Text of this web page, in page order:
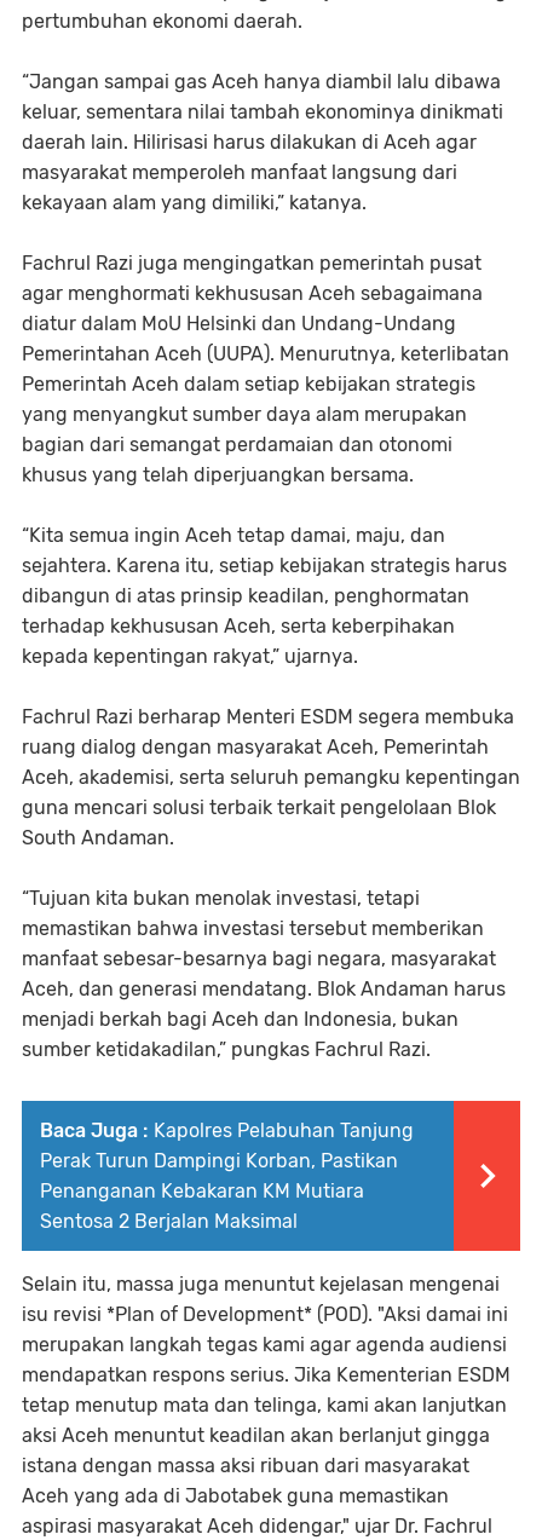
pertumbuhan ekonomi daerah.
‎“Jangan sampai gas Aceh hanya diambil lalu dibawa
keluar, sementara nilai tambah ekonominya dinikmati
daerah lain. Hilirisasi harus dilakukan di Aceh agar
masyarakat memperoleh manfaat langsung dari
kekayaan alam yang dimiliki,” katanya.
‎Fachrul Razi juga mengingatkan pemerintah pusat
agar menghormati kekhususan Aceh sebagaimana
diatur dalam MoU Helsinki dan Undang-Undang
Pemerintahan Aceh (UUPA). Menurutnya, keterlibatan
Pemerintah Aceh dalam setiap kebijakan strategis
yang menyangkut sumber daya alam merupakan
bagian dari semangat perdamaian dan otonomi
khusus yang telah diperjuangkan bersama.
‎“Kita semua ingin Aceh tetap damai, maju, dan
sejahtera. Karena itu, setiap kebijakan strategis harus
dibangun di atas prinsip keadilan, penghormatan
terhadap kekhususan Aceh, serta keberpihakan
kepada kepentingan rakyat,” ujarnya.
‎Fachrul Razi berharap Menteri ESDM segera membuka
ruang dialog dengan masyarakat Aceh, Pemerintah
Aceh, akademisi, serta seluruh pemangku kepentingan
guna mencari solusi terbaik terkait pengelolaan Blok
South Andaman.
‎“Tujuan kita bukan menolak investasi, tetapi
memastikan bahwa investasi tersebut memberikan
manfaat sebesar-besarnya bagi negara, masyarakat
Aceh, dan generasi mendatang. Blok Andaman harus
menjadi berkah bagi Aceh dan Indonesia, bukan
sumber ketidakadilan,” pungkas Fachrul Razi.
Baca Juga : Kapolres Pelabuhan Tanjung
Perak Turun Dampingi Korban, Pastikan
Penanganan Kebakaran KM Mutiara
Sentosa 2 Berjalan Maksimal
Selain itu, massa juga menuntut kejelasan mengenai
isu revisi *Plan of Development* (POD). "Aksi damai ini
merupakan langkah tegas kami agar agenda audiensi
mendapatkan respons serius. Jika Kementerian ESDM
tetap menutup mata dan telinga, kami akan lanjutkan
aksi Aceh menuntut keadilan akan berlanjut gingga
istana dengan massa aksi ribuan dari masyarakat
Aceh yang ada di Jabotabek guna memastikan
aspirasi masyarakat Aceh didengar," ujar Dr. Fachrul